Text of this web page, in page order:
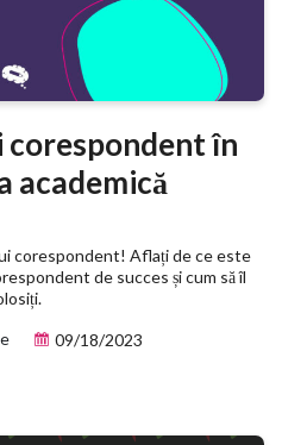
în
academică
corespondent! Aflați de ce este
de succes și cum să îl
09/18/2023